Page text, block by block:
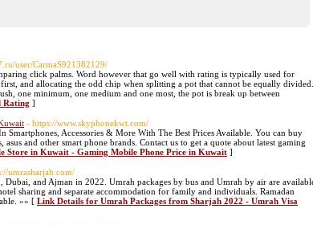
user/CarmaS921382129/
click palms. Word however that go well with rating is typically used for
and allocating the odd chip when splitting a pot that cannot be equally divided.
one minimum, one medium and one most, the pot is break up between
Rating ]
- https://www.skyphonekwt.com/
Accessories & More With The Best Prices Available. You can buy
and other smart phone brands. Contact us to get a quote about latest gaming
Store in Kuwait - Gaming Mobile Phone Price in Kuwait ]
umrasharjah.com/
and Ajman in 2022. Umrah packages by bus and Umrah by air are
sharing and separate accommodation for family and individuals. Ramadan
»» [ Link Details for Umrah Packages from Sharjah 2022 - Umrah Visa